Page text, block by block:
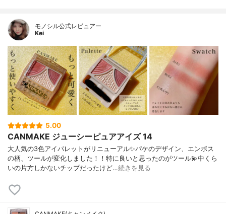
モノシル公式レビュアー
Kei
5.00
CANMAKE ジューシーピュアアイズ 14
大人気の3色アイパレットがリニューアル✨パケのデザイン、エンボス
の柄、ツールが変化しました！！特に良いと思ったのがツール💫中くら
いの片方しかないチップだったけど…続きを見る